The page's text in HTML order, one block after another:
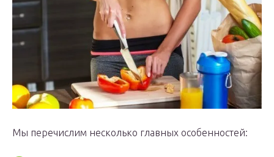
Мы перечислим несколько главных особенностей: